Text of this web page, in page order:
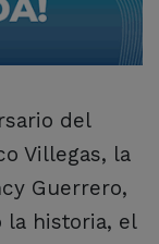
del
Villegas, la
Guerrero,
la historia, el